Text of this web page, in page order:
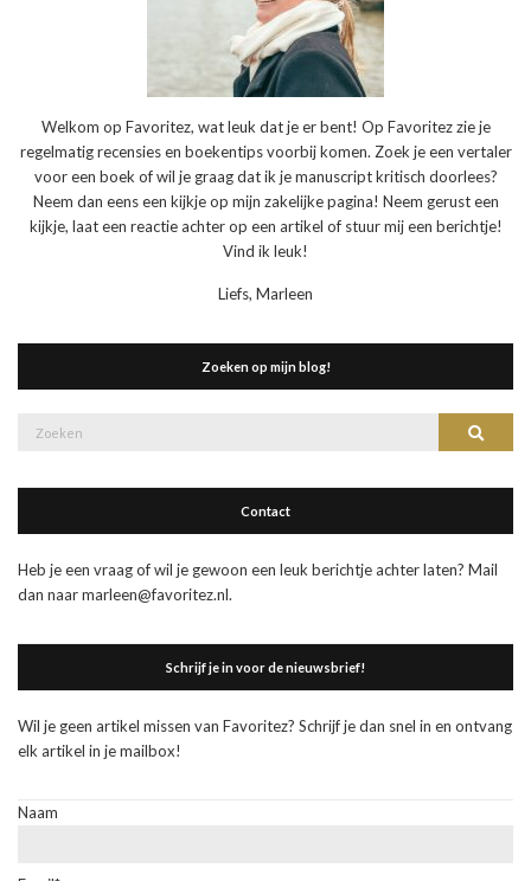
Welkom op Favoritez, wat leuk dat je er bent! Op Favoritez zie je
regelmatig recensies en boekentips voorbij komen. Zoek je een vertaler
voor een boek of wil je graag dat ik je manuscript kritisch doorlees?
Neem dan eens een kijkje op mijn zakelijke pagina! Neem gerust een
kijkje, laat een reactie achter op een artikel of stuur mij een berichtje!
Vind ik leuk!
Liefs, Marleen
Zoeken op mijn blog!
Contact
Heb je een vraag of wil je gewoon een leuk berichtje achter laten? Mail
dan naar marleen@favoritez.nl.
Schrijf je in voor de nieuwsbrief!
Wil je geen artikel missen van Favoritez? Schrijf je dan snel in en ontvang
elk artikel in je mailbox!
Naam